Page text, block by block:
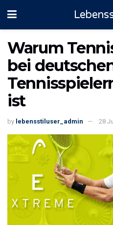
Warum
bei
ist
by lebensstiluser_admin 28